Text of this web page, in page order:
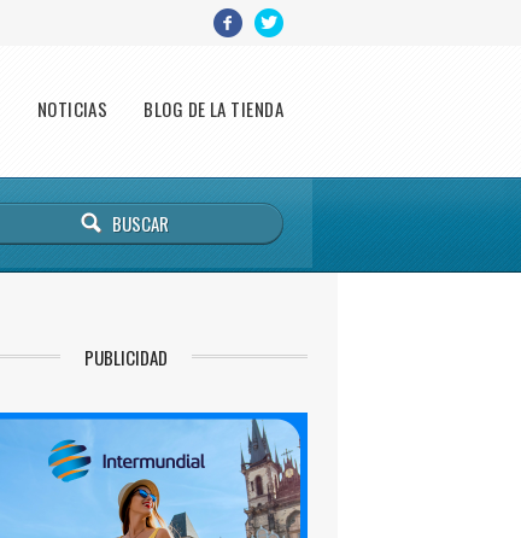
NOTICIAS BLOG DE LA TIENDA
PUBLICIDAD